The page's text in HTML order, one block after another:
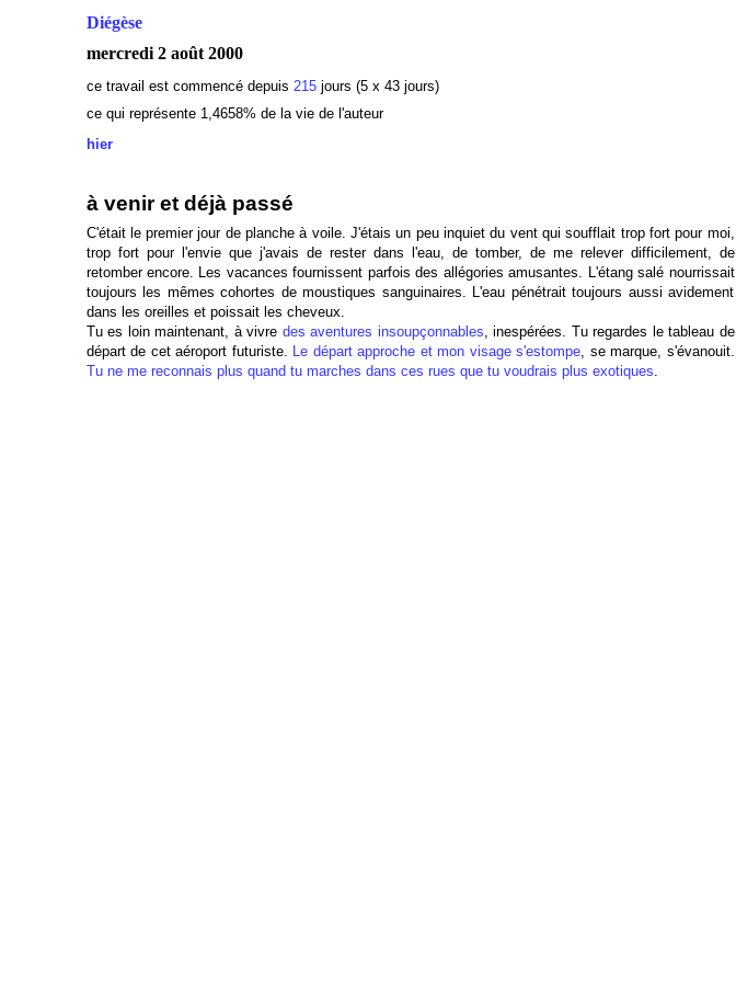
Diégèse
mercredi 2 août 2000
ce travail est commencé depuis 215jours (5 x 43 jours)
ce qui représente 1,4658% de la vie de l'auteur
hier
à venir et déjà passé
C'était le premier jour de planche à voile. J'étais un peu inquiet du vent qui soufflait trop fort pour moi,
trop fort pour l'envie que j'avais de rester dans l'eau, de tomber, de me relever difficilement, de
retomber encore. Les vacances fournissent parfois des allégories amusantes. L'étang salé nourrissait
toujours les mêmes cohortes de moustiques sanguinaires. L'eau pénétrait toujours aussi avidement
dans les oreilles et poissait les cheveux.
Tu es loin maintenant, à vivre des aventures insoupçonnables, inespérées. Tu regardes le tableau de
départ de cet aéroport futuriste. Le départ approche et mon visage s'estompe, se marque, s'évanouit.
Tu ne me reconnais plus quand tu marches dans ces rues que tu voudrais plus exotiques.